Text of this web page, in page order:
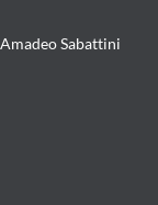
Sabattini